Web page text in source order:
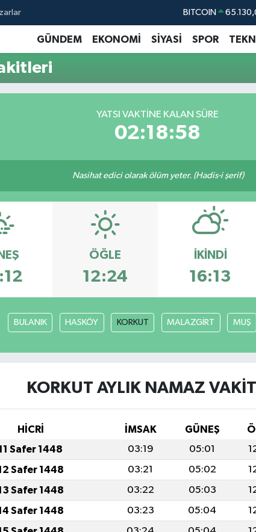
BITCOIN
DOLAR
EURO
GÜNDEM EKONOMİ SİYASİ SPOR
YATSI VAKTINE KALAN SÜRE
02:18:57
Nasihat edici olarak ölüm yeter. (Hadis-i şerif)
ÖĞLE
12:24
İKINDI
16:13
BULANIK HASKÖY KORKUT MALAZGİRT MUŞ
KORKUT AYLIK NAMAZ
HİCRİ İMSAK GÜNEŞ
Safer 1448 03:19 05:01
Safer 1448 03:21 05:02
Safer 1448 03:22 05:03
Safer 1448 03:23 05:04